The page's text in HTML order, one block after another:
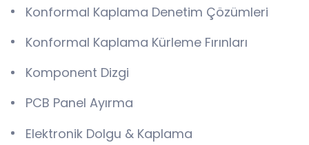
Konformal Kaplama Denetim Çözümleri
Konformal Kaplama Kürleme Fırınları
Komponent Dizgi
PCB Panel Ayırma
Elektronik Dolgu & Kaplama